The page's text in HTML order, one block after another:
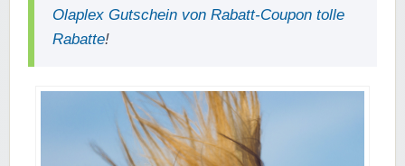
Olaplex Gutschein von Rabatt-Coupon tolle
Rabatte!